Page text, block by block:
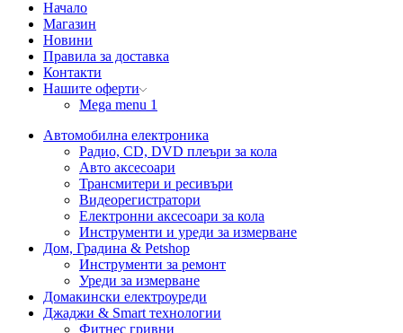
Начало
Магазин
Новини
Правила за доставка
Контакти
Нашите оферти
Mega menu 1
Автомобилна електроника
Радио, CD, DVD плеъри за кола
Авто аксесоари
Трансмитери и ресивъри
Видеорегистратори
Електронни аксесоари за кола
Инструменти и уреди за измерване
Дом, Градина & Petshop
Инструменти за ремонт
Уреди за измерване
Домакински електроуреди
Джаджи & Smart технологии
Фитнес гривни